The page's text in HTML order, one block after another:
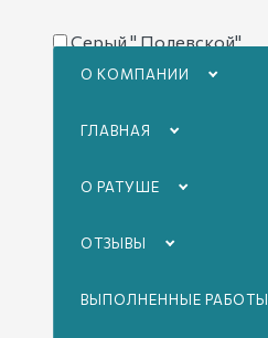
О КОМПАНИИ
ГЛАВНАЯ
О РАТУШЕ
ОТЗЫВЫ
ВЫПОЛНЕННЫЕ РАБОТЫ
Серый " Полевской"
Полевской
Белый " Коелга"
Шанси блек